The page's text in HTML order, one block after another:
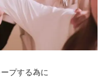
プする為に